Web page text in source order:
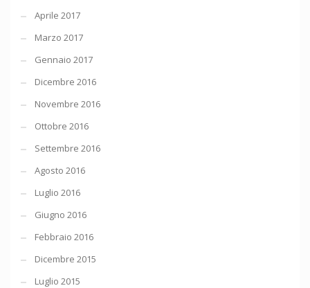
Aprile 2017
Marzo 2017
Gennaio 2017
Dicembre 2016
Novembre 2016
Ottobre 2016
Settembre 2016
Agosto 2016
Luglio 2016
Giugno 2016
Febbraio 2016
Dicembre 2015
Luglio 2015